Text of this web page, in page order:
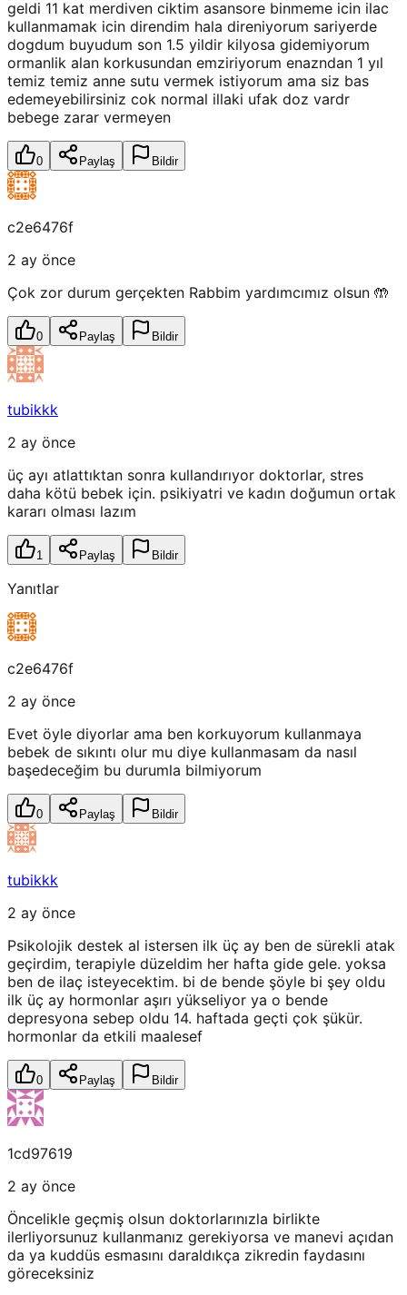
geldi 11 kat merdiven ciktim asansore binmeme icin ilac
kullanmamak icin direndim hala direniyorum sariyerde
dogdum buyudum son 1.5 yildir kilyosa gidemiyorum
ormanlik alan korkusundan emziriyorum enazndan 1 yıl
temiz temiz anne sutu vermek istiyorum ama siz bas
edemeyebilirsiniz cok normal illaki ufak doz vardr
bebege zarar vermeyen
0 Paylaş Bildir
c2e6476f
2 ay önce
Çok zor durum gerçekten Rabbim yardımcımız olsun 🤲
0 Paylaş Bildir
tubikkk
2 ay önce
üç ayı atlattıktan sonra kullandırıyor doktorlar, stres
daha kötü bebek için. psikiyatri ve kadın doğumun ortak
kararı olması lazım
1 Paylaş Bildir
Yanıtlar
c2e6476f
2 ay önce
Evet öyle diyorlar ama ben korkuyorum kullanmaya
bebek de sıkıntı olur mu diye kullanmasam da nasıl
başedeceğim bu durumla bilmiyorum
0 Paylaş Bildir
tubikkk
2 ay önce
Psikolojik destek al istersen ilk üç ay ben de sürekli atak
geçirdim, terapiyle düzeldim her hafta gide gele. yoksa
ben de ilaç isteyecektim. bi de bende şöyle bi şey oldu
ilk üç ay hormonlar aşırı yükseliyor ya o bende
depresyona sebep oldu 14. haftada geçti çok şükür.
hormonlar da etkili maalesef
0 Paylaş Bildir
1cd97619
2 ay önce
Öncelikle geçmiş olsun doktorlarınızla birlikte
ilerliyorsunuz kullanmanız gerekiyorsa ve manevi açıdan
da ya kuddüs esmasını daraldıkça zikredin faydasını
göreceksiniz